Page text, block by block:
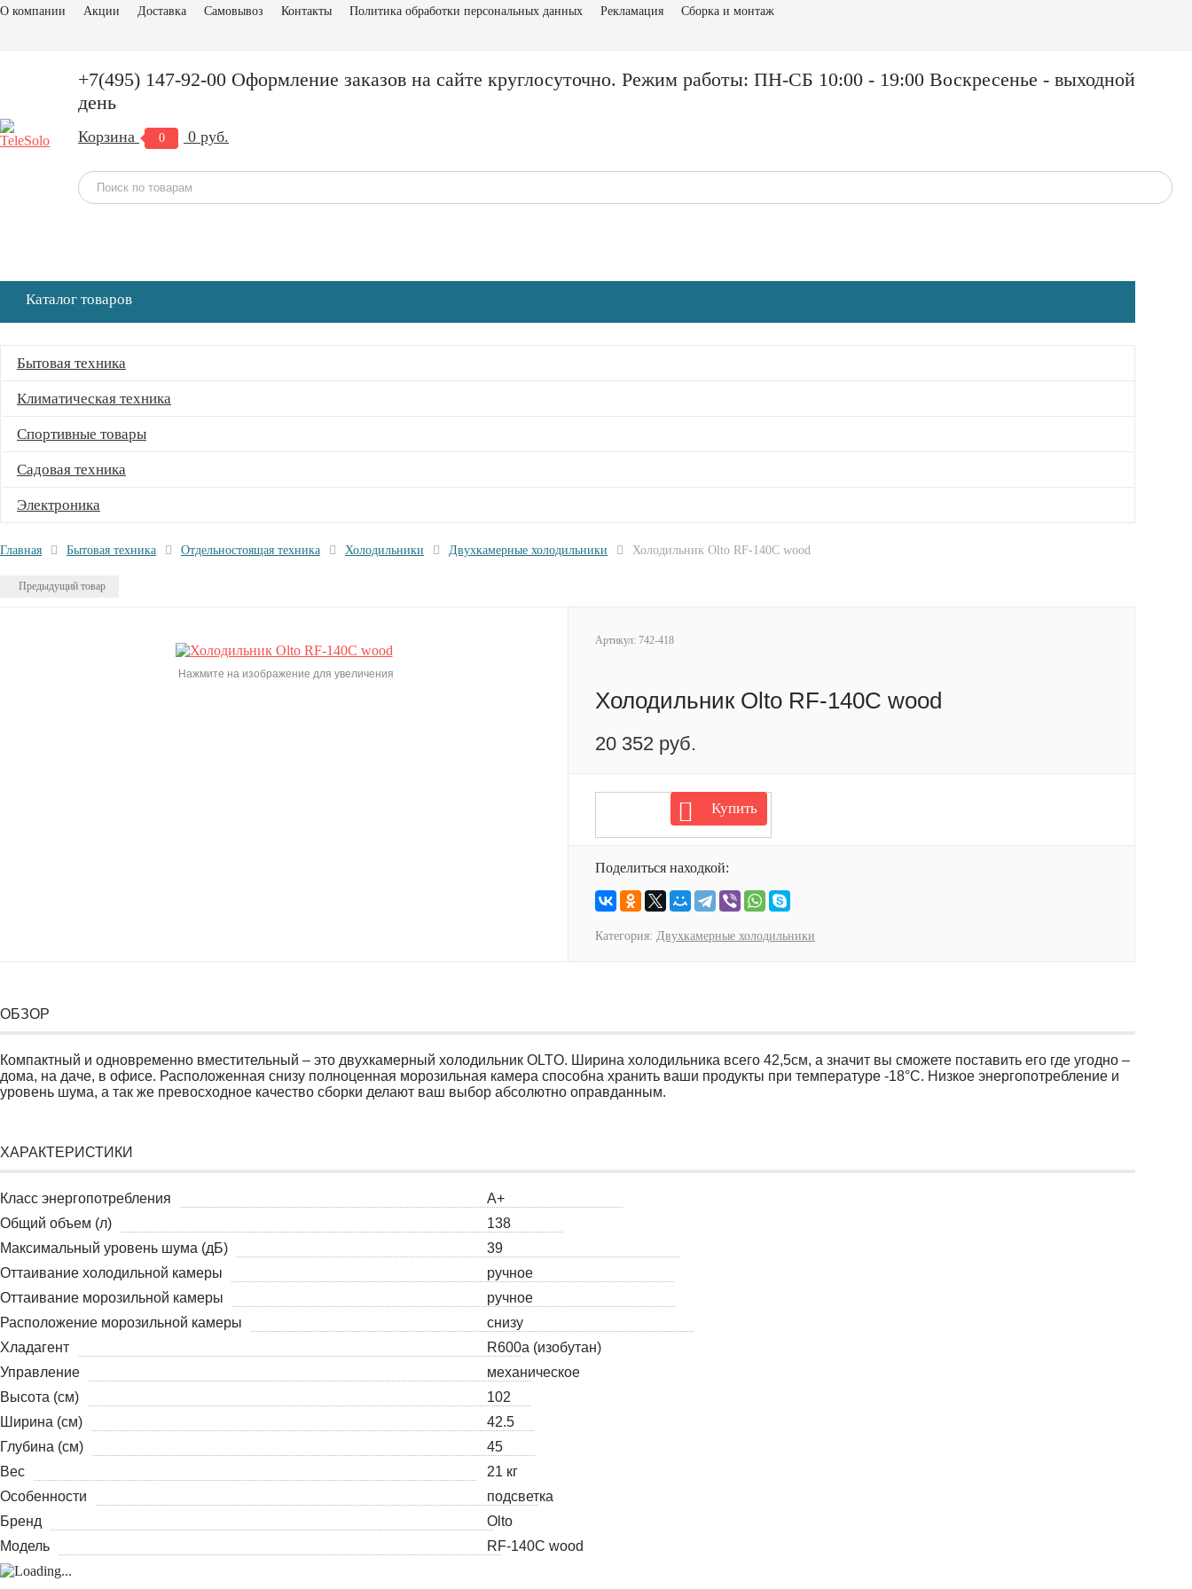
О компании Акции Доставка Самовывоз Контакты Политика обработки персональных данных Рекламация Сборка и монтаж
+7(495) 147-92-00 Оформление заказов на сайте круглосуточно. Режим работы: ПН-СБ 10:00 - 19:00 Воскресенье - выходной
день
Корзина 0 0 руб.
Каталог товаров
Бытовая техника
Климатическая техника
Спортивные товары
Садовая техника
Электроника
Главная Бытовая техника Отдельностоящая техника Холодильники Двухкамерные холодильники Холодильник Olto RF-140C wood
Предыдущий товар
Нажмите на изображение для увеличения
Артикул: 742-418
Холодильник Olto RF-140C wood
20 352 руб.
Купить
Поделиться находкой:
Категория: Двухкамерные холодильники
ОБЗОР
Компактный и одновременно вместительный – это двухкамерный холодильник OLTO. Ширина холодильника всего 42,5см, а значит вы сможете поставить его где угодно –
дома, на даче, в офисе. Расположенная снизу полноценная морозильная камера способна хранить ваши продукты при температуре -18°С. Низкое энергопотребление и
уровень шума, а так же превосходное качество сборки делают ваш выбор абсолютно оправданным.
ХАРАКТЕРИСТИКИ
Класс энергопотребления
A+
Общий объем (л)
138
Максимальный уровень шума (дБ)
39
Оттаивание холодильной камеры
ручное
Оттаивание морозильной камеры
ручное
Расположение морозильной камеры
снизу
Хладагент
R600a (изобутан)
Управление
механическое
Высота (см)
102
Ширина (см)
42.5
Глубина (см)
45
Вес
21 кг
Особенности
подсветка
Бренд
Olto
Модель
RF-140C wood